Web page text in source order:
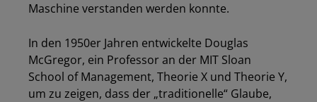
Maschine verstanden werden konnte.
In den 1950er Jahren entwickelte Douglas
McGregor, ein Professor an der MIT Sloan
School of Management, Theorie X und Theorie Y,
um zu zeigen, dass der „traditionelle“ Glaube,